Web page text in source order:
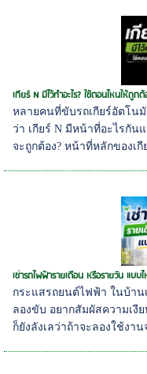
เกียร์ N มีไว้ทำอะไร? ใช้ตอนไหนให้ถูก
หลายคนที่ขับรถเกียร์อัตโน
ว่า เกียร์ N มีหน้าที่อะไรกั
จะถูกต้อง? หน้าที่หลักของเ
เช่ารถไฟฟ้ารายเดือน หรือรายวัน แบบ
กระแสรถยนต์ไฟฟ้า ในบ้าน
ลองขับ อยากสัมผัสความเงี
ก็ยังลังเลว่าถ้าจะลองใช้งา